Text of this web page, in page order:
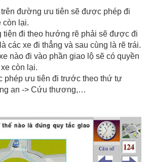
đường ưu tiên sẽ được phép đi
còn lại.
tiện đi theo hướng rẽ phải sẽ được đi
các xe đi thẳng và sau cùng là rẽ trái.
nào đi vào phần giao lộ sẽ có quyền
còn lại.
phép ưu tiên đi trước theo thứ tự
an -> Cứu thương,…